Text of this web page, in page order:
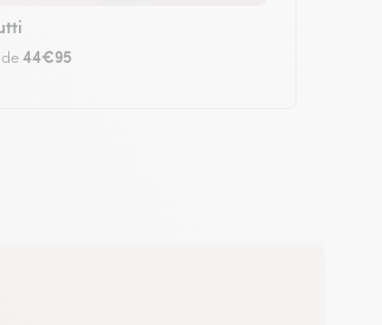
44€95